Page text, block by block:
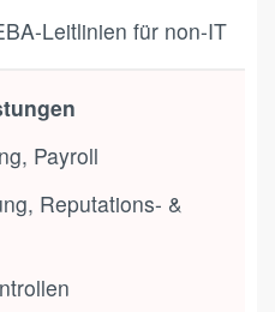
Leitlinien für non-IT
Payroll
Reputations- &